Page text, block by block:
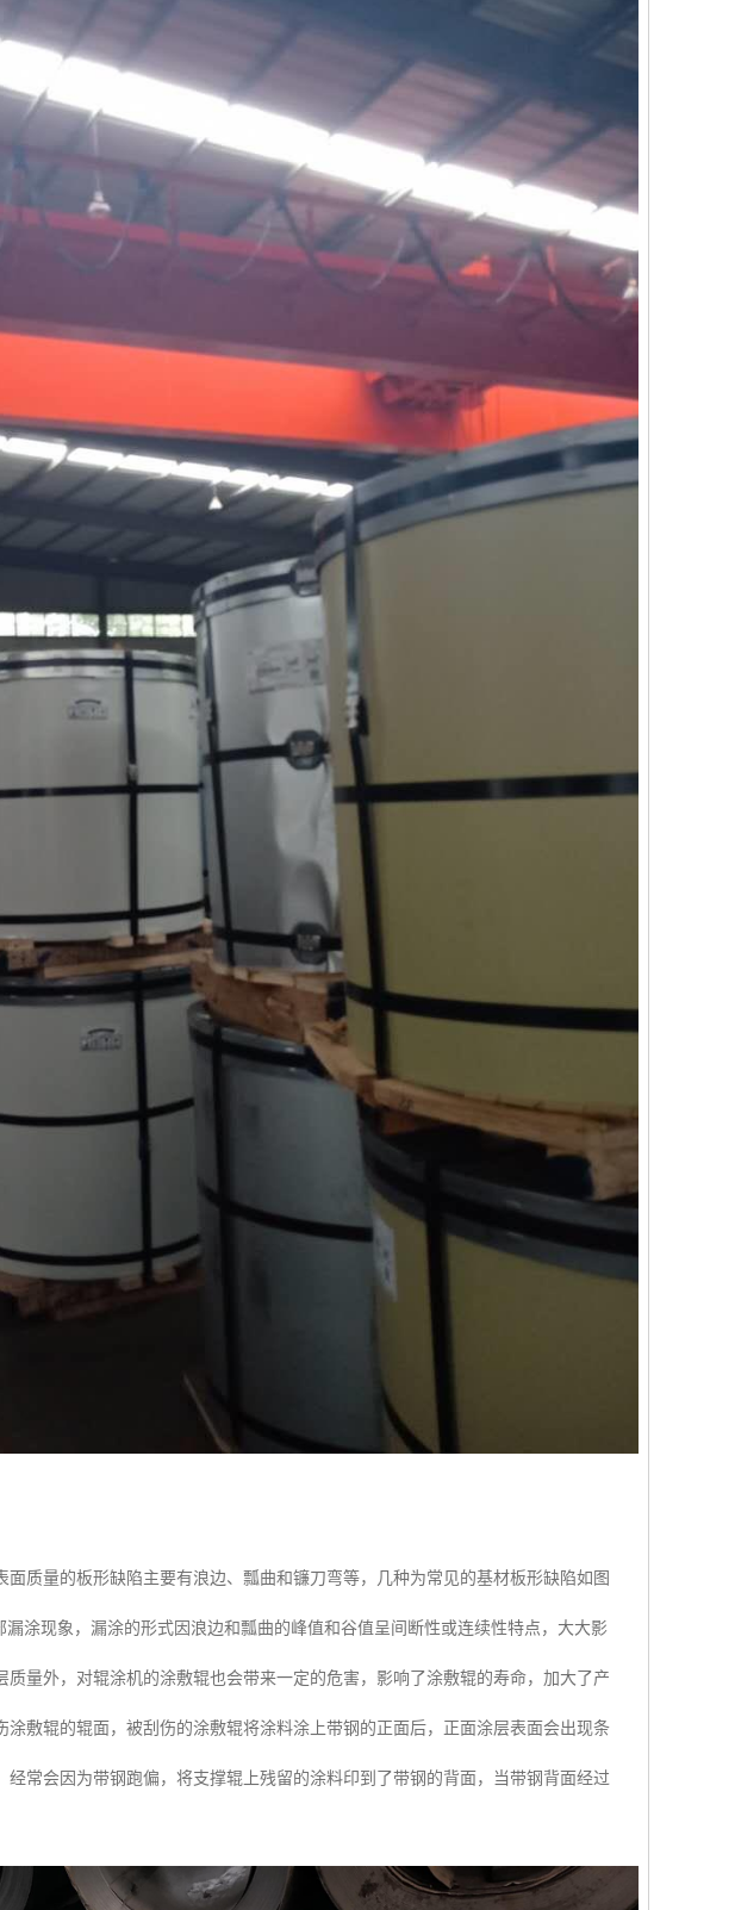
质量的板形缺陷主要有浪边、瓢曲和镰刀弯等，几种为常见的基材板形缺陷如图
涂现象，漏涂的形式因浪边和瓢曲的峰值和谷值呈间断性或连续性特点，大大影
量外，对辊涂机的涂敷辊也会带来一定的危害，影响了涂敷辊的寿命，加大了产
敷辊的辊面，被刮伤的涂敷辊将涂料涂上带钢的正面后，正面涂层表面会出现条
常会因为带钢跑偏，将支撑辊上残留的涂料印到了带钢的背面，当带钢背面经过